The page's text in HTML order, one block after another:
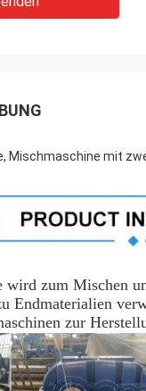
Mischmaschine mit
zum Mischen
Endmaterialien
zur